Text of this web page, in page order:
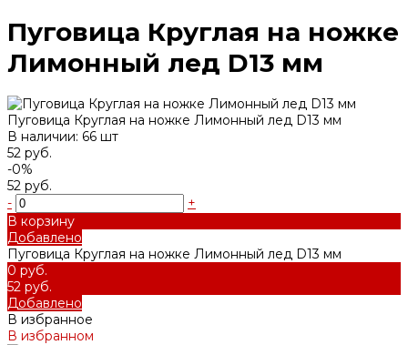
Пуговица Круглая на ножке
Лимонный лед D13 мм
Пуговица Круглая на ножке Лимонный лед D13 мм
В наличии: 66 шт
52 руб.
-0%
52 руб.
-
+
В корзину
Добавлено
Пуговица Круглая на ножке Лимонный лед D13 мм
0 руб.
52 руб.
Добавлено
В избранное
В избранном